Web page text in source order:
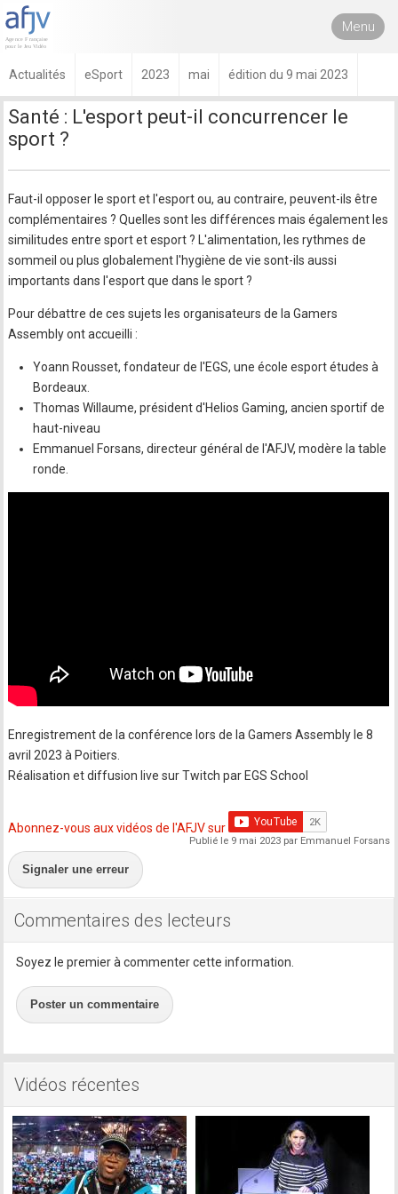
Menu
Actualités eSport 2023 mai édition du 9 mai 2023
Santé : L'esport peut-il concurrencer le
sport ?
Faut-il opposer le sport et l'esport ou, au contraire, peuvent-ils être
complémentaires ? Quelles sont les différences mais également les
similitudes entre sport et esport ? L'alimentation, les rythmes de
sommeil ou plus globalement l'hygiène de vie sont-ils aussi
importants dans l'esport que dans le sport ?
Pour débattre de ces sujets les organisateurs de la Gamers
Assembly ont accueilli :
Yoann Rousset, fondateur de l'EGS, une école esport études à
Bordeaux.
Thomas Willaume, président d'Helios Gaming, ancien sportif de
haut-niveau
Emmanuel Forsans, directeur général de l'AFJV, modère la table
ronde.
Enregistrement de la conférence lors de la Gamers Assembly le 8
avril 2023 à Poitiers.
Réalisation et diffusion live sur Twitch par EGS School
Abonnez-vous aux vidéos de l'AFJV sur
Publié le 9 mai 2023 par Emmanuel Forsans
Signaler une erreur
Commentaires des lecteurs
Soyez le premier à commenter cette information.
Poster un commentaire
Vidéos récentes